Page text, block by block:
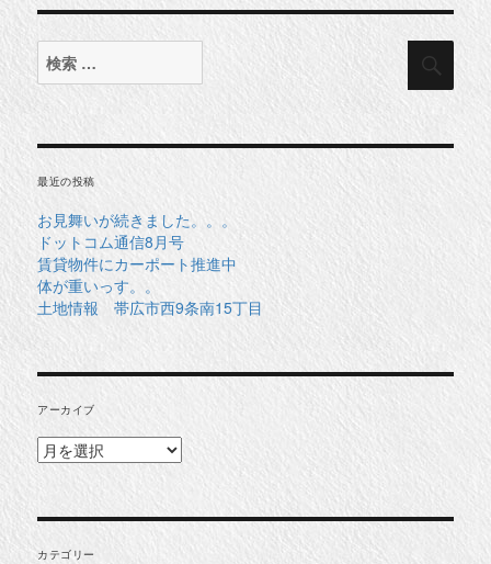
検
索
最近の投稿
お見舞いが続きました。。。
ドットコム通信8月号
賃貸物件にカーポート推進中
体が重いっす。。
土地情報 帯広市西9条南15丁目
アーカイブ
ア
ー
カ
イ
ブ
カテゴリー